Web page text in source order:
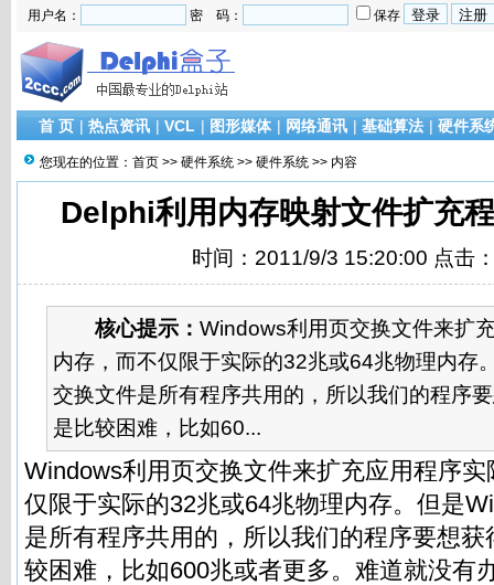
用户名： 密 码： 保存
首 页 | 热点资讯 | VCL | 图形媒体 | 网络通讯 | 基础算法 | 硬件系
您现在的位置： 首页 >> 硬件系统 >> 硬件系统 >> 内容
Delphi利用内存映射文件扩充
时间：2011/9/3 15:20:00 点击
核心提示： Windows利用页交换文件来扩
内存，而不仅限于实际的32兆或64兆物理内存
交换文件是所有程序共用的，所以我们的程序
是比较困难，比如60...
Windows利用页交换文件来扩充应用程序
仅限于实际的32兆或64兆物理内存。但是
是所有程序共用的，所以我们的程序要想
较困难，比如600兆或者更多。难道就没有